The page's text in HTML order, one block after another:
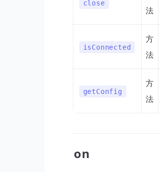
close
法
isConnected
方
法
getConfig
方
法
on